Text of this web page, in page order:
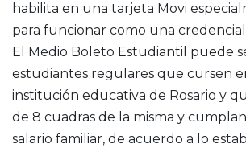
habilita en una tarjeta Movi
para funcionar como una
El Medio Boleto Estudiantil puede
estudiantes regulares que cursen
institución educativa de Rosario y
de 8 cuadras de la misma y
salario familiar, de acuerdo a lo